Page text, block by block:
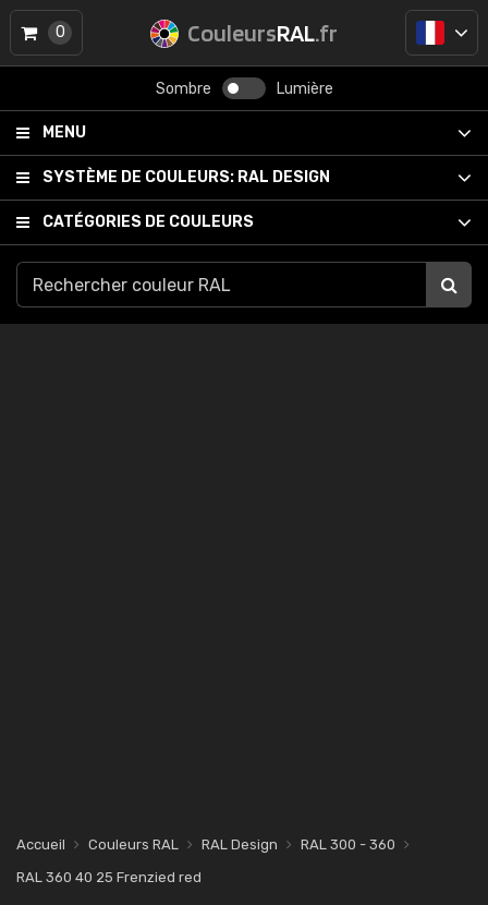
CouleursRAL.fr
Sombre Lumière
MENU
SYSTÈME DE COULEURS: RAL DESIGN
CATÉGORIES DE COULEURS
0
Accueil Couleurs RAL RAL Design
RAL 300 - 360
RAL 360 40 25 Frenzied red